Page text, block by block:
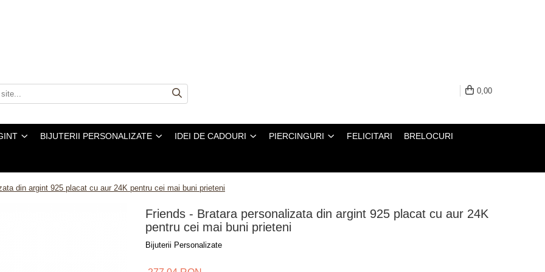
0,00
BIJUTERII PERSONALIZATE IDEI DE CADOURI PIERCINGURI FELICITARI BRELOCURI
din argint 925 placat cu aur 24K pentru cei mai buni prieteni
Friends - Bratara personalizata din argint 925 placat cu aur 24K
pentru cei mai buni prieteni
Bijuterii Personalizate